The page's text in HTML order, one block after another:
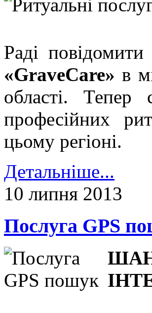
Раді
«GraveCare» в
області.
професійних
цьому регіоні.
Детальніше...
10 липня 2013
Послуга GPS